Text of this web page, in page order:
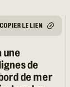
COPIER LE LIEN
une
de
de mer